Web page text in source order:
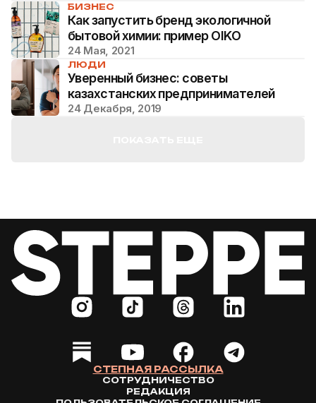
БИЗНЕС
Как запустить бренд экологичной
бытовой химии: пример OIKO
24 Мая, 2021
ЛЮДИ
Уверенный бизнес: советы
казахстанских предпринимателей
24 Декабря, 2019
СТЕПНАЯ РАССЫЛКА
СОТРУДНИЧЕСТВО
РЕДАКЦИЯ